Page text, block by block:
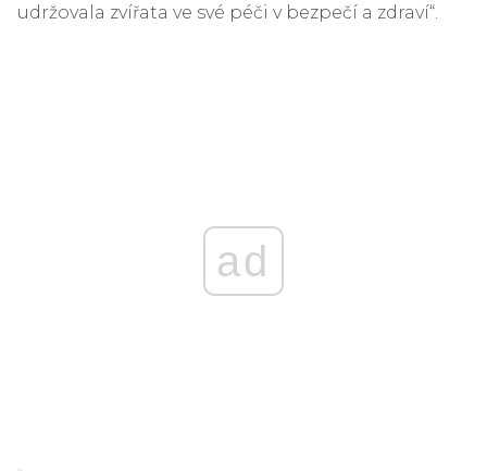
udržovala zvířata ve své péči v bezpečí a zdraví“.
ad